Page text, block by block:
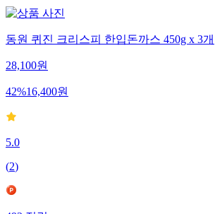
동원 퀴진 크리스피 한입돈까스 450g x 3개
28,100원
42%16,400원
5.0
(2)